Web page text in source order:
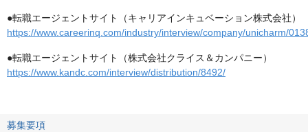
●転職エージェントサイト（キャリアインキュベーション株式会社）
https://www.careerinq.com/industry/interview/company/unicharm/
●転職エージェントサイト（株式会社クライス＆カンパニー）
https://www.kandc.com/interview/distribution/8492/
募集要項